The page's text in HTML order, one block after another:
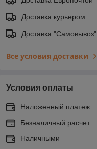
Доставка курьером
Доставка "Самовывоз"
Все условия доставки
Условия оплаты
Наложенный платеж
Безналичный расчет
Наличными